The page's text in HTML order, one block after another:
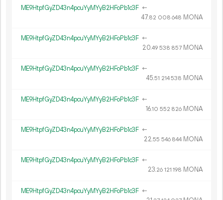
ME9HtpfGyZD43n4pcuYyMYyB2HFoPb1c3F ←
47.82 008 648 MONA
ME9HtpfGyZD43n4pcuYyMYyB2HFoPb1c3F ←
20.49 538 857 MONA
ME9HtpfGyZD43n4pcuYyMYyB2HFoPb1c3F ←
45.51 214538 MONA
ME9HtpfGyZD43n4pcuYyMYyB2HFoPb1c3F ←
16.10 552 826 MONA
ME9HtpfGyZD43n4pcuYyMYyB2HFoPb1c3F ←
22.55 546 844 MONA
ME9HtpfGyZD43n4pcuYyMYyB2HFoPb1c3F ←
23.26 121 198 MONA
ME9HtpfGyZD43n4pcuYyMYyB2HFoPb1c3F ←